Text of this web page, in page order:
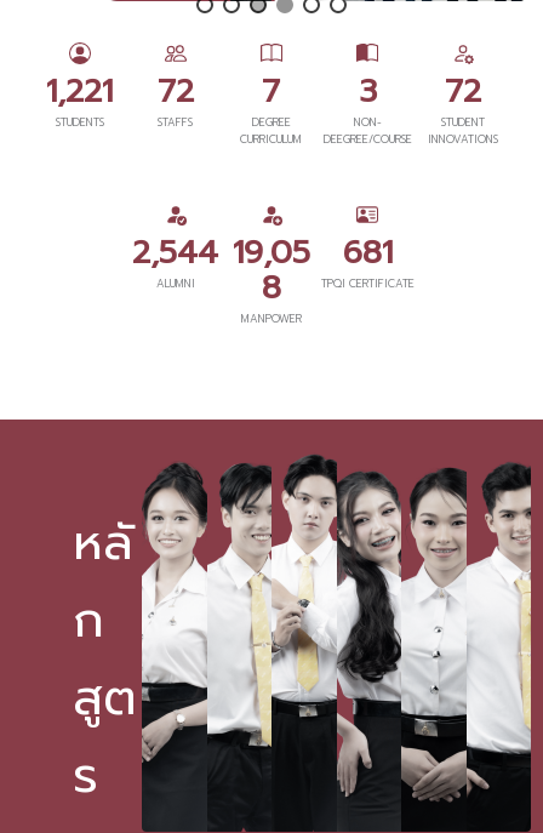
1,221
STUDENTS
72
STAFFS
7
DEGREE
CURRICULUM
3
NON-
DEEGREE/COURSE
72
STUDENT
INNOVATIONS
2,544
ALUMNI
19,05
8
MANPOWER
681
TPQI CERTIFICATE
หลั
ก
สูต
ร